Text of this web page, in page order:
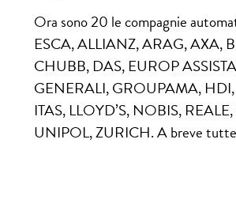
Ora sono 20 le compagnie
ESCA, ALLIANZ, ARAG, AXA,
CHUBB, DAS, EUROP
GENERALI, GROUPAMA,
ITAS, LLOYD’S, NOBIS,
UNIPOL, ZURICH. A breve